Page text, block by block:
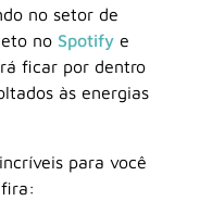
no setor de
no Spotify e
ficar por dentro
às energias
para você